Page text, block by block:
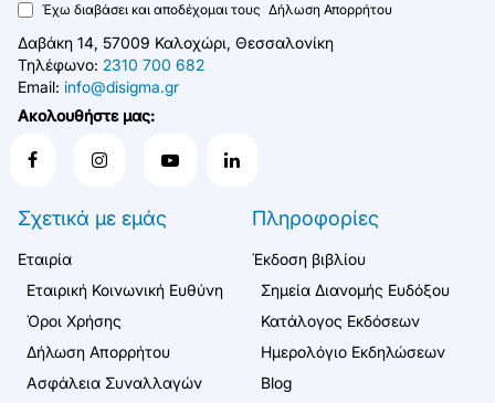
Έχω διαβάσει και αποδέχομαι τους Δήλωση Απορρήτου
Δαβάκη 14, 57009 Καλοχώρι, Θεσσαλονίκη
Τηλέφωνο: 2310 700 682
Email: info@disigma.gr
Ακολουθήστε μας:
Σχετικά με εμάς
Εταιρία
Εταιρική Κοινωνική Ευθύνη
Όροι Χρήσης
Δήλωση Απορρήτου
Ασφάλεια Συναλλαγών
Πληροφορίες
Έκδοση βιβλίου
Σημεία Διανομής Ευδόξου
Κατάλογος Εκδόσεων
Ημερολόγιο Εκδηλώσεων
Blog